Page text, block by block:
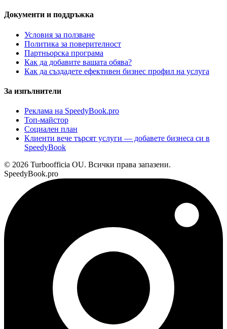
Документи и поддръжка
Условия за ползване
Политика за поверителност
Партньорска програма
Как да добавите вашата обява?
Как да създадете ефективен бизнес профил на услуга
За изпълнители
Реклама на SpeedyBook.pro
Топ-майстор
Социален план
Клиенти вече търсят услуги — добавете бизнеса си в
SpeedyBook
© 2026 Turboofficia OU. Всички права запазени.
SpeedyBook.pro